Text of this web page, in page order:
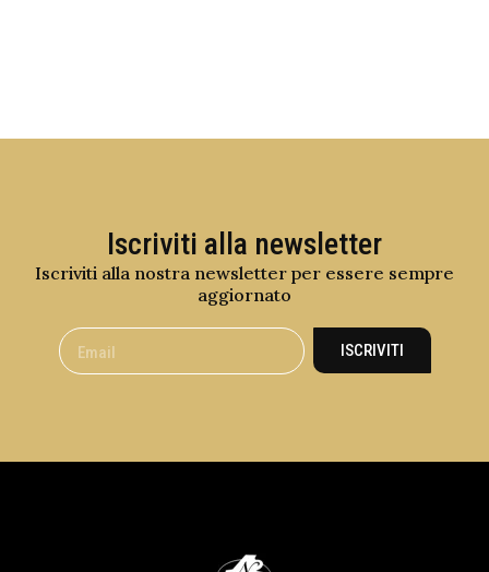
Iscriviti alla newsletter
Iscriviti alla nostra newsletter per essere sempre
aggiornato
ISCRIVITI